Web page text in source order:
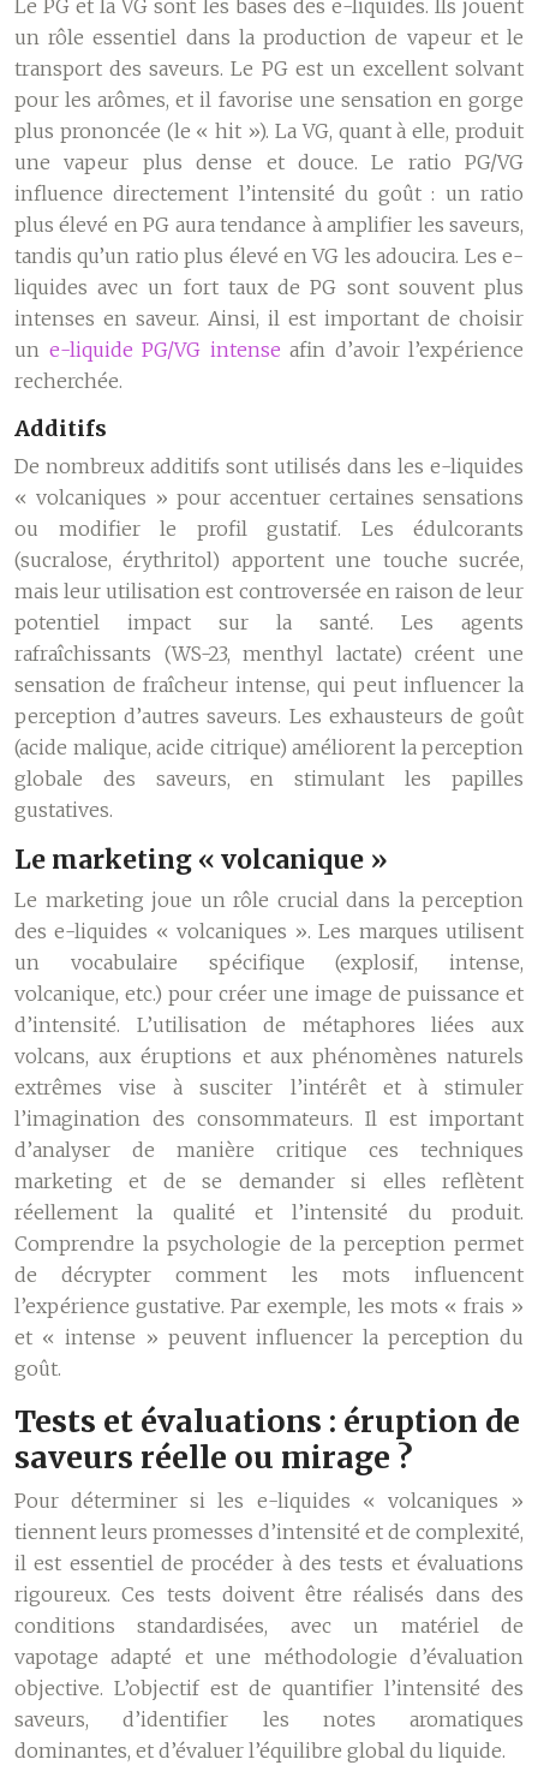
Le PG et la VG sont les bases des e-liquides. Ils jouent
un rôle essentiel dans la production de vapeur et le
transport des saveurs. Le PG est un excellent solvant
pour les arômes, et il favorise une sensation en gorge
plus prononcée (le « hit »). La VG, quant à elle, produit
une vapeur plus dense et douce. Le ratio PG/VG
influence directement l’intensité du goût : un ratio
plus élevé en PG aura tendance à amplifier les saveurs,
tandis qu’un ratio plus élevé en VG les adoucira. Les e-
liquides avec un fort taux de PG sont souvent plus
intenses en saveur. Ainsi, il est important de choisir
un e-liquide PG/VG intense afin d’avoir l’expérience
recherchée.
Additifs
De nombreux additifs sont utilisés dans les e-liquides
« volcaniques » pour accentuer certaines sensations
ou modifier le profil gustatif. Les édulcorants
(sucralose, érythritol) apportent une touche sucrée,
mais leur utilisation est controversée en raison de leur
potentiel impact sur la santé. Les agents
rafraîchissants (WS-23, menthyl lactate) créent une
sensation de fraîcheur intense, qui peut influencer la
perception d’autres saveurs. Les exhausteurs de goût
(acide malique, acide citrique) améliorent la perception
globale des saveurs, en stimulant les papilles
gustatives.
Le marketing « volcanique »
Le marketing joue un rôle crucial dans la perception
des e-liquides « volcaniques ». Les marques utilisent
un vocabulaire spécifique (explosif, intense,
volcanique, etc.) pour créer une image de puissance et
d’intensité. L’utilisation de métaphores liées aux
volcans, aux éruptions et aux phénomènes naturels
extrêmes vise à susciter l’intérêt et à stimuler
l’imagination des consommateurs. Il est important
d’analyser de manière critique ces techniques
marketing et de se demander si elles reflètent
réellement la qualité et l’intensité du produit.
Comprendre la psychologie de la perception permet
de décrypter comment les mots influencent
l’expérience gustative. Par exemple, les mots « frais »
et « intense » peuvent influencer la perception du
goût.
Tests et évaluations : éruption de
saveurs réelle ou mirage ?
Pour déterminer si les e-liquides « volcaniques »
tiennent leurs promesses d’intensité et de complexité,
il est essentiel de procéder à des tests et évaluations
rigoureux. Ces tests doivent être réalisés dans des
conditions standardisées, avec un matériel de
vapotage adapté et une méthodologie d’évaluation
objective. L’objectif est de quantifier l’intensité des
saveurs, d’identifier les notes aromatiques
dominantes, et d’évaluer l’équilibre global du liquide.